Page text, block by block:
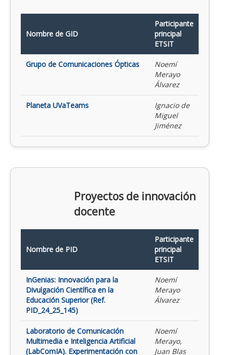
Nombre de GID
Participante
principal
ETSIT
Grupo de Comunicaciones Ópticas
Noemí
Merayo
Álvarez
Planeta UVaTeams
Ignacio de
Miguel
Jiménez
Proyectos de innovación
docente
Nombre de PID
Participante
principal
ETSIT
InGenias: Innovación para la
Divulgación Científica en la
Educación Superior (Ref.
PID_24_25_145)
Noemí
Merayo
Álvarez
Laboratorio de Comunicación
Multimedia e Inteligencia Artificial
(LabComIA). Experimentación con
Noemí
Merayo,
Juan Blas